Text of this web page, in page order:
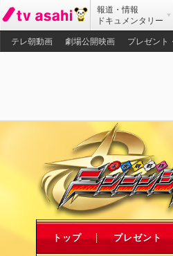
報道・情報
ドキュメンタリー
テレ朝動画
劇場公開映画 プレゼント
トップ プレゼント